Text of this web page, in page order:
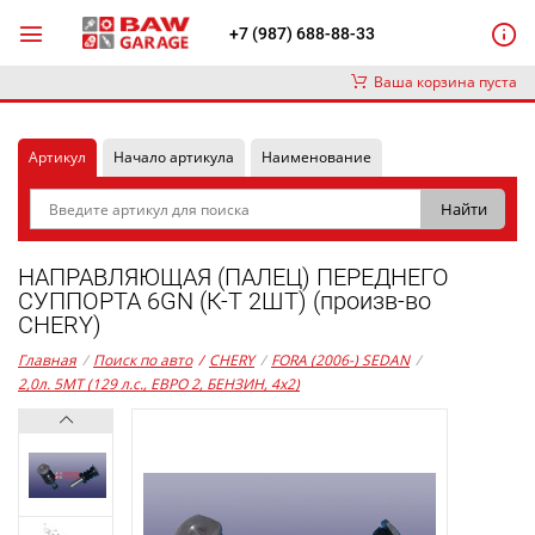
+7 (987) 688-88-33
Ваша корзина пуста
Артикул Начало артикула Наименование
НАПРАВЛЯЮЩАЯ (ПАЛЕЦ) ПЕРЕДНЕГО
СУППОРТА 6GN (К-Т 2ШТ) (произв-во
CHERY)
Главная / Поиск по авто / CHERY / FORA (2006-) SEDAN /
2,0л. 5MT (129 л.с., ЕВРО 2, БЕНЗИН, 4x2)